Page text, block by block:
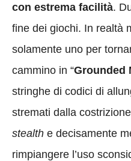
con estrema facilità.
fine dei giochi. In realtà
solamente uno per
cammino in “Grounded
stringhe di codici di
stremati dalla
stealth e decisamente
rimpiangere l’uso